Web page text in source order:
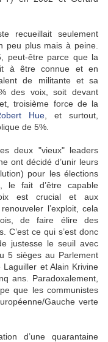
recueillait seulement
peu plus mais à peine.
peut-être parce que la
à être connue et en
de militante et sa
des voix, soit devant
troisième force de la
Hue , et surtout,
de 5%.
deux "vieux" leaders
ont décidé d’unir leurs
pour les élections
le fait d’être capable
est crucial et aux
l’exploit, cela
de faire élire des
C’est ce qui s’est donc
justesse le seuil avec
5 sièges au Parlement
et Alain Krivine
ans. Paradoxalement,
que les communistes
Gauche verte
d’une quarantaine